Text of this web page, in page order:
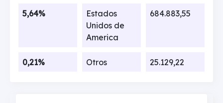
5,64%
Estados
Unidos de
America
684.883,55
0,21% Otros 25.129,22